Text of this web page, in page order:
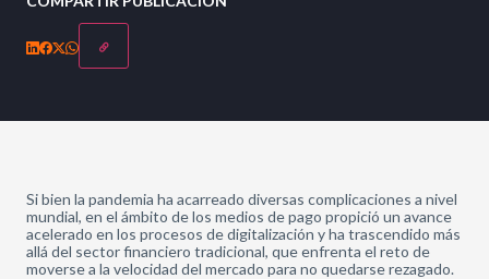
Si bien la pandemia ha acarreado diversas complicaciones a nivel
mundial, en el ámbito de los medios de pago propició un avance
acelerado en los procesos de digitalización y ha trascendido más
allá del sector financiero tradicional, que enfrenta el reto de
moverse a la velocidad del mercado para no quedarse rezagado.